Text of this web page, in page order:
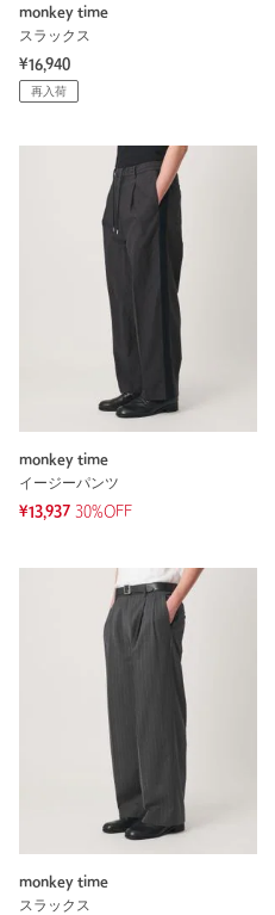
monkey time
スラックス
¥16,940
再入荷
monkey time
イージーパンツ
¥13,937 30%OFF
monkey time
スラックス